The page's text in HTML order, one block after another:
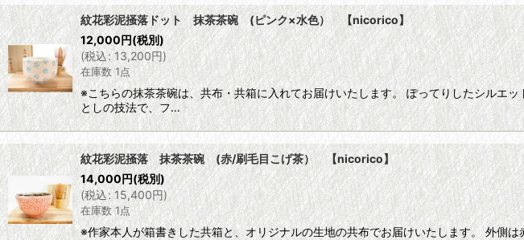
紋花彩泥掻落ドット 抹茶茶碗 (ピンク×水色） 【nicorico】
12,000円(税別)
(税込: 13,200円)
在庫数 1点
※こちらの抹茶茶碗は、共布・共箱に入れてお届けいたします。 ぽってりしたシルエ
としの技法で、フ…
紋花彩泥掻落 抹茶茶碗 (赤/刷毛目こげ茶） 【nicorico】
14,000円(税別)
(税込: 15,400円)
在庫数 1点
※作家本人が箱書きした共箱と、オリジナルの生地の共布でお届けいたします。 外側